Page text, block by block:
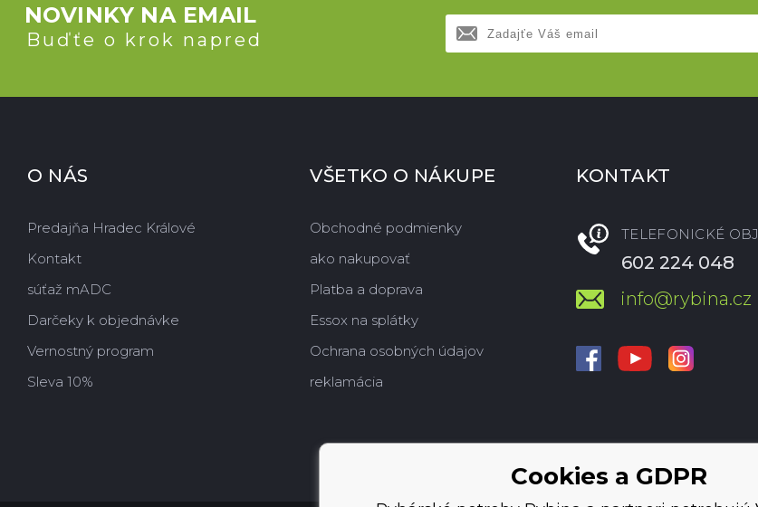
NOVINKY NA EMAIL
Buďťe o krok napred
O NÁS
Predajňa Hradec Králové
Kontakt
súťaž mADC
Darčeky k objednávke
Vernostný program
Sleva 10%
VŠETKO O NÁKUPE
Obchodné podmienky
ako nakupovať
Platba a doprava
Essox na splátky
Ochrana osobných údajov
reklamácia
KONTAKT
TELEFONICKÉ
602 224 048
info@rybina.cz
Cookies a GDPR